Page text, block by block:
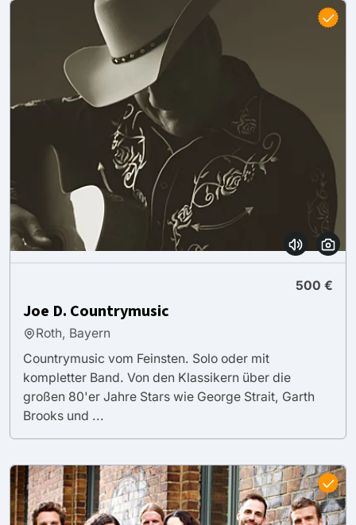
500 €
Joe D. Countrymusic
Roth, Bayern
Countrymusic vom Feinsten. Solo oder mit
kompletter Band. Von den Klassikern über die
großen 80'er Jahre Stars wie George Strait, Garth
Brooks und ...